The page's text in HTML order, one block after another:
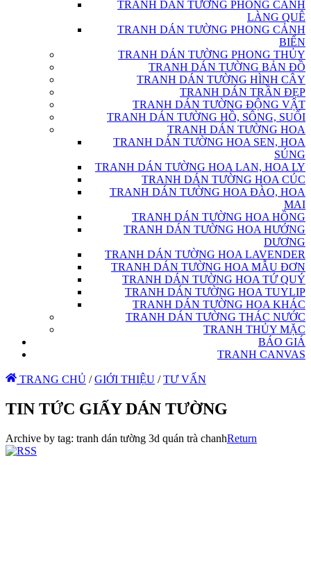
TRANH DÁN TƯỜNG PHONG CẢNH
LÀNG QUÊ
TRANH DÁN TƯỜNG PHONG CẢNH
BIỂN
TRANH DÁN TƯỜNG PHONG THỦY
TRANH DÁN TƯỜNG BẢN ĐỒ
TRANH DÁN TƯỜNG HÌNH CÂY
TRANH DÁN TRẦN ĐẸP
TRANH DÁN TƯỜNG ĐỘNG VẬT
TRANH DÁN TƯỜNG HỒ, SÔNG, SUỐI
TRANH DÁN TƯỜNG HOA
TRANH DÁN TƯỜNG HOA SEN, HOA
SÚNG
TRANH DÁN TƯỜNG HOA LAN, HOA LY
TRANH DÁN TƯỜNG HOA CÚC
TRANH DÁN TƯỜNG HOA ĐÀO, HOA
MAI
TRANH DÁN TƯỜNG HOA HỒNG
TRANH DÁN TƯỜNG HOA HƯỚNG
DƯƠNG
TRANH DÁN TƯỜNG HOA LAVENDER
TRANH DÁN TƯỜNG HOA MẪU ĐƠN
TRANH DÁN TƯỜNG HOA TỨ QUÝ
TRANH DÁN TƯỜNG HOA TUYLIP
TRANH DÁN TƯỜNG HOA KHÁC
TRANH DÁN TƯỜNG THÁC NƯỚC
TRANH THỦY MẶC
BÁO GIÁ
TRANH CANVAS
TRANG CHỦ / GIỚI THIỆU / TƯ VẤN
TIN TỨC GIẤY DÁN TƯỜNG
Archive by tag: tranh dán tường 3d quán trà chanhReturn